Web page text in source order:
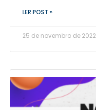
LER POST »
25 de novembro de 2022